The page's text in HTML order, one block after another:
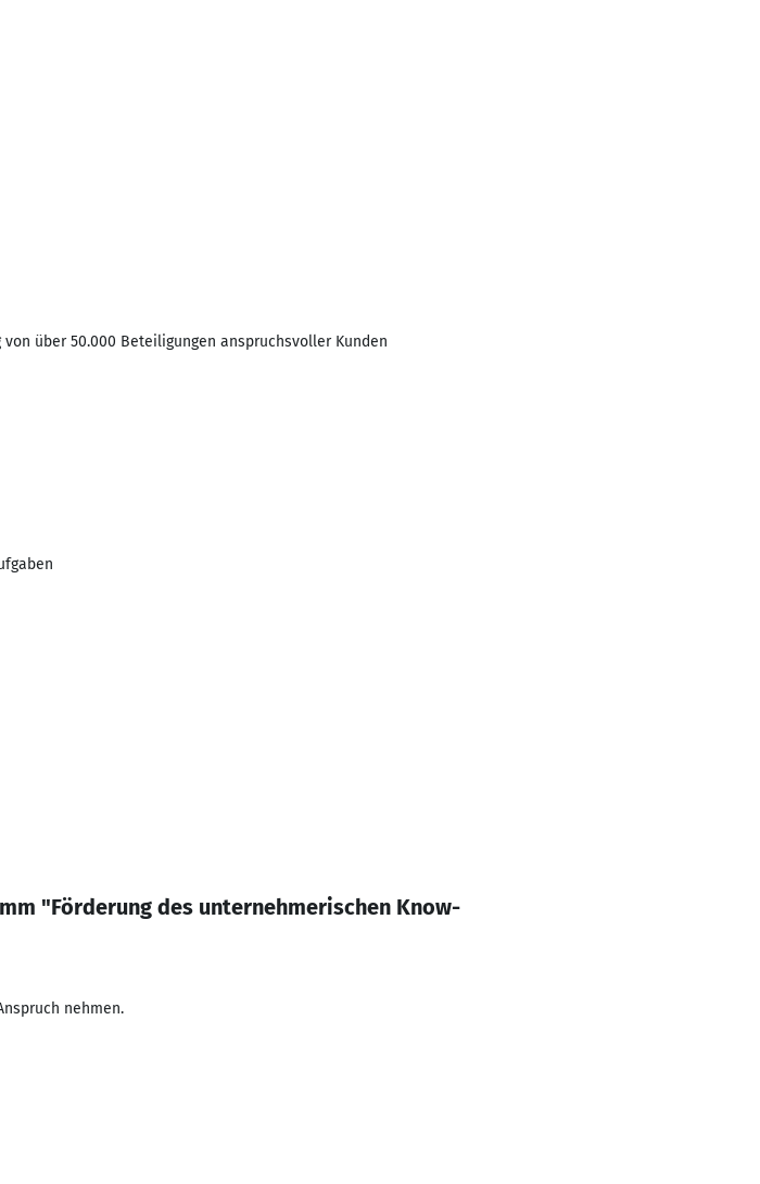
über 50.000 Beteiligungen anspruchsvoller Kunden
"Förderung des unternehmerischen Know-
nehmen.